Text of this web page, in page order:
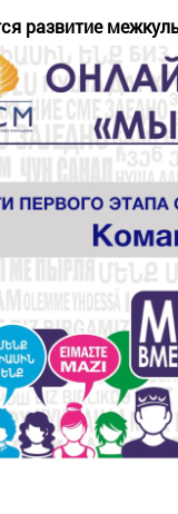
развитие